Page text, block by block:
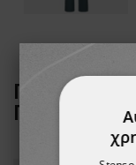
ΠΕΛΆΤΕΣ
ΠΡΟΪΌΝ,